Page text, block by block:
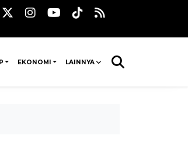
EKONOMI LAINNYA